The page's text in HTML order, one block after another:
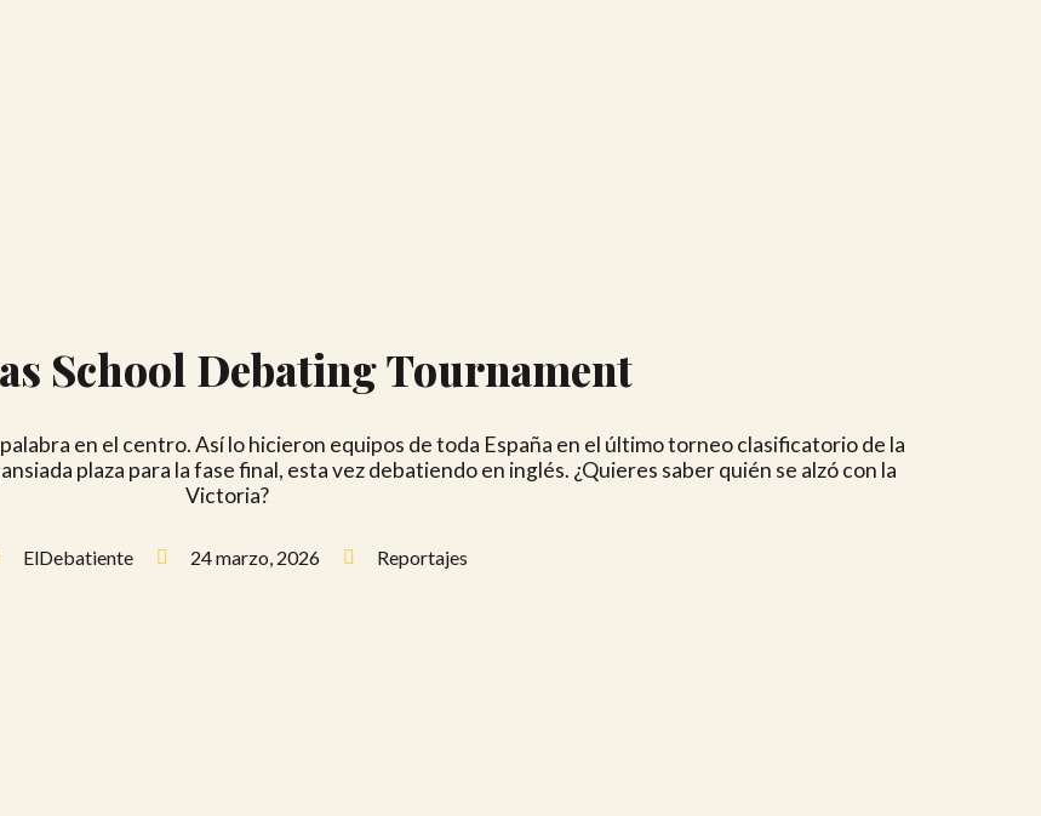
School Debating Tournament
en el centro. Así lo hicieron equipos de toda España en el último torneo clasificatorio de la
plaza para la fase final, esta vez debatiendo en inglés. ¿Quieres saber quién se alzó con la
Victoria?
ElDebatiente 24 marzo, 2026 Reportajes